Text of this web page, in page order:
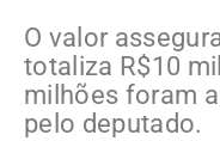
O valor
totaliza R$10
milhões foram
pelo deputado.